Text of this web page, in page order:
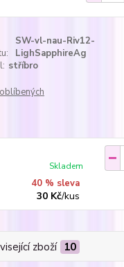
SW-vl-nau-Riv12-
LighSapphireAg
stříbro
40 % sleva
30 Kč/kus
Skladem
zboží 10